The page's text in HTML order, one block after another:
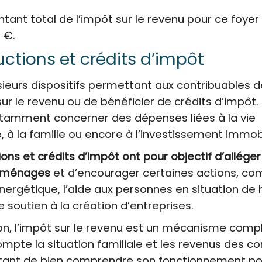
total de l’impôt sur le revenu pour ce
€.
et crédits d’impôt
dispositifs permettant aux contribuables
le revenu ou de bénéficier de crédits
concerner des dépenses liées à la vie
à la famille ou encore à l’investissement
et crédits d’impôt ont pour objectif
et d’encourager certaines actions,
l’aide aux personnes en situation de
soutien à la création d’entreprises.
l’impôt sur le revenu est un mécanisme
la situation familiale et les revenus des